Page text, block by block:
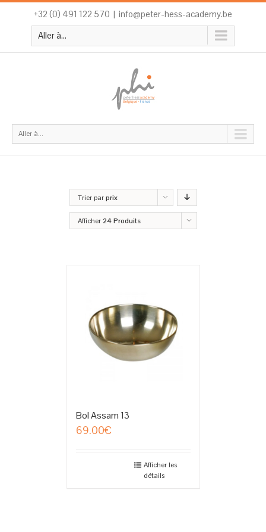
+32 (0) 491 122 570 | info@peter-hess-academy.be
Aller à...
Aller à...
Trier parprix
Afficher 24 Produits
Bol Assam 13
69.00€
Afficher les
détails